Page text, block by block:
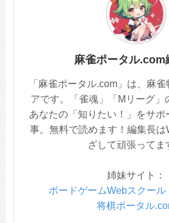
麻雀ポータル.com
「麻雀ポータル.com」は、麻
アです。「雀魂」「Mリーグ」
あなたの「知りたい！」をサ
事。無料で読めます！編集長は
ざして頑張ってま
姉妹サイト：
ボードゲームWebスクール
将棋ポータル